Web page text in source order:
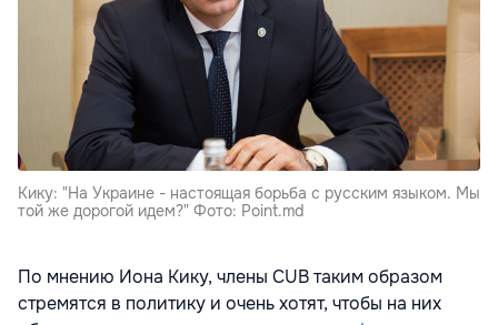
Кику: "На Украине - настоящая борьба с русским языком. Мы
той же дорогой идем?" Фото: Point.md
По мнению Иона Кику, члены CUB таким образом
стремятся в политику и очень хотят, чтобы на них